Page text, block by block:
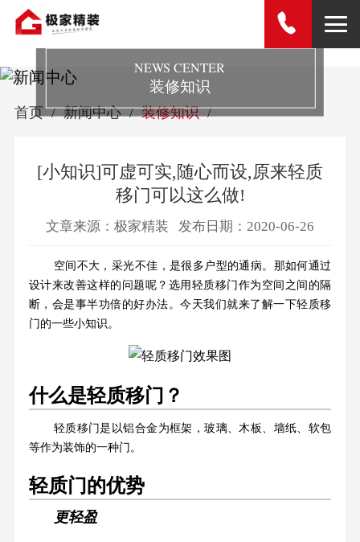
NEWS CENTER
装修知识
首页 新闻中心 装修知识
[小知识]可虚可实,随心而设,原来轻质
移门可以这么做!
文章来源：极家精装 发布日期：2020-06-26
空间不大，采光不佳，是很多户型的通病。那如何通过
设计来改善这样的问题呢？选用轻质移门作为空间之间的隔
断，会是事半功倍的好办法。今天我们就来了解一下轻质移
门的一些小知识。
什么是轻质移门？
轻质移门是以铝合金为框架，玻璃、木板、墙纸、软包
等作为装饰的一种门。
轻质门的优势
更轻盈